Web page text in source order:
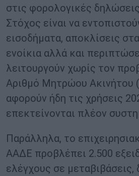
στις φορολογικές
Στόχος είναι να
εισοδήματα, αποκλίσεις
ενοίκια αλλά και
λειτουργούν χωρίς τον
Αριθμό Μητρώου Ακινήτου
αφορούν ήδη τις χρήσεις
επεκτείνονται πλέον
Παράλληλα, το
ΑΑΔΕ προβλέπει 2.500
ελέγχους σε μεταβιβάσεις,